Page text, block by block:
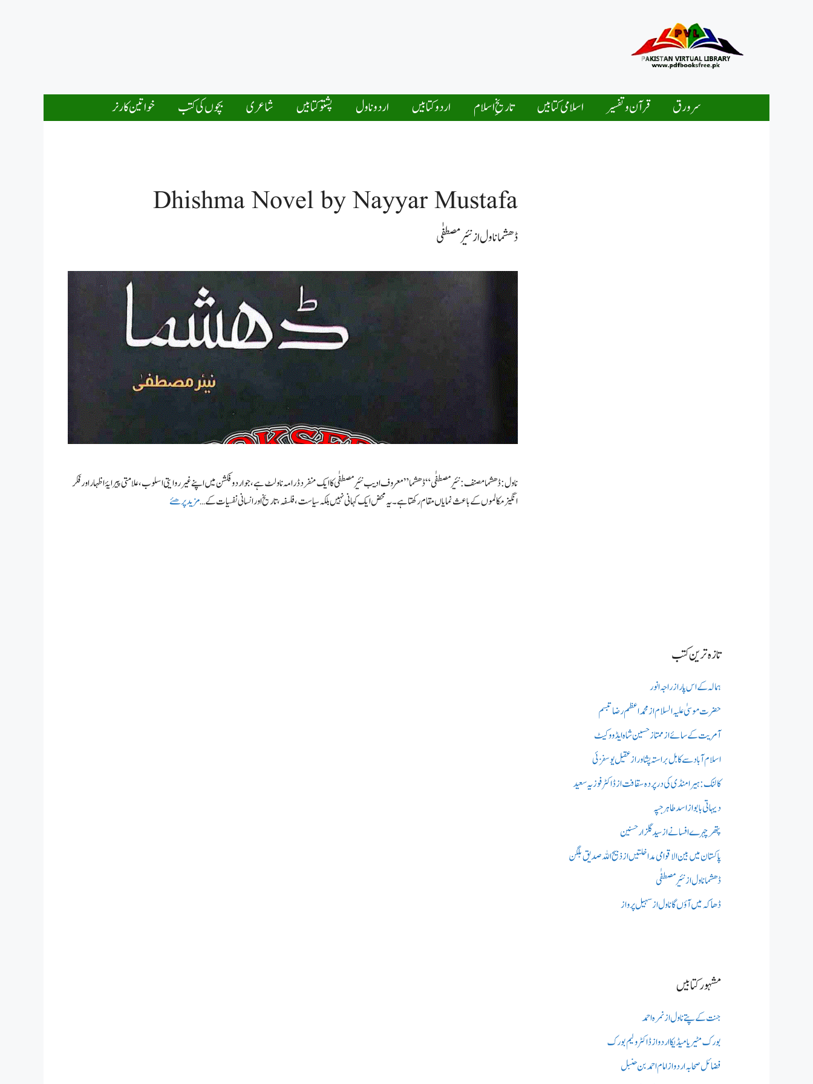
سرورق قرآن و تفسیر اسلامی کتابیں تاریخِ اسلام اردو کتابیں اردو ناول پشتو کتابیں شاعری بچوں کی کتب خواتین کارنر
Dhishma Novel by Nayyar Mustafa
ڈھشما ناول از نئیر مصطفٰی
ناول: ڈھشما مصنف: نئیر مصطفٰی “ڈھشما” معروف ادیب نئیر مصطفٰی کا ایک منفرد ڈرامہ ناولٹ ہے، جو اردو فکشن میں اپنے غیر روایتی اسلوب، علامتی پیرایۂ اظہار اور فکر
انگیز مکالموں کے باعث نمایاں مقام رکھتا ہے۔ یہ محض ایک کہانی نہیں بلکہ سیاست، فلسفہ، تاریخ اور انسانی نفسیات کے …مزید پرھئے
تازہ ترین کتب
ہمالہ کے اس پار از راجہ انور
حضرت موسیٰ علیہ السلام از محمد اعظم رضا تبسم
آمریت کے سائے از ممتاز حسین شاہ ایڈووکیٹ
اسلام آباد سے کابل براستہ پشاور از عقیل یوسفزئی
کالنک: ہیرا منڈی کی در پردہ سقافت از ڈاکٹر فوزیہ سعید
دیہاتی بابو از اسد طاہر جپہ
پتھر چہرے افسانے از سید گلزار حسنین
پاکستان میں بین الاقوامی مداخلتیں از ذبیح اللہ صدیق بلگن
ڈھشما ناول از نئیر مصطفٰی
ڈھاکہ میں آؤں گا ناول از سہیل پرواز
مشہور کتابیں
جنت کے پتے ناول از نمرہ احمد
بورک مٹیریا میڈیکااردو از ڈاکٹر ولیم بورک
فضائل صحابہ اردو از امام احمد بن حنبل